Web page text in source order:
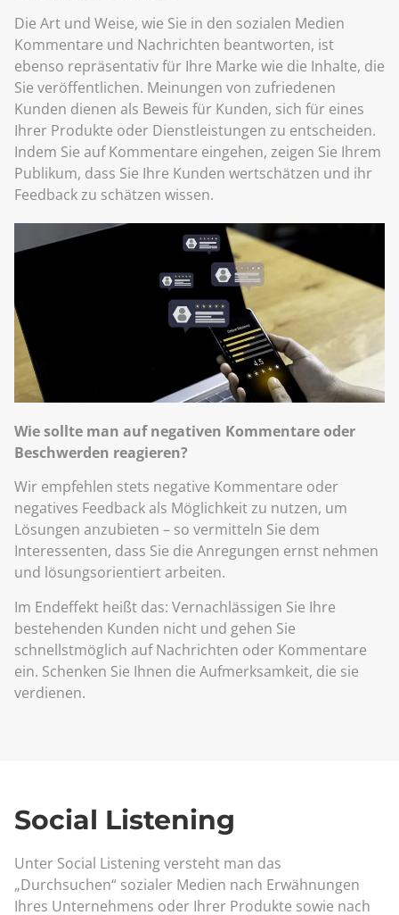
Die Art und Weise, wie Sie in den sozialen Medien
Kommentare und Nachrichten beantworten, ist
ebenso repräsentativ für Ihre Marke wie die Inhalte, die
Sie veröffentlichen. Meinungen von zufriedenen
Kunden dienen als Beweis für Kunden, sich für eines
Ihrer Produkte oder Dienstleistungen zu entscheiden.
Indem Sie auf Kommentare eingehen, zeigen Sie Ihrem
Publikum, dass Sie Ihre Kunden wertschätzen und ihr
Feedback zu schätzen wissen.
Wie sollte man auf negativen Kommentare oder
Beschwerden reagieren?
Wir empfehlen stets negative Kommentare oder
negatives Feedback als Möglichkeit zu nutzen, um
Lösungen anzubieten – so vermitteln Sie dem
Interessenten, dass Sie die Anregungen ernst nehmen
und lösungsorientiert arbeiten.
Im Endeffekt heißt das: Vernachlässigen Sie Ihre
bestehenden Kunden nicht und gehen Sie
schnellstmöglich auf Nachrichten oder Kommentare
ein. Schenken Sie Ihnen die Aufmerksamkeit, die sie
verdienen.
Social Listening
Unter Social Listening versteht man das
„Durchsuchen“ sozialer Medien nach Erwähnungen
Ihres Unternehmens oder Ihrer Produkte sowie nach